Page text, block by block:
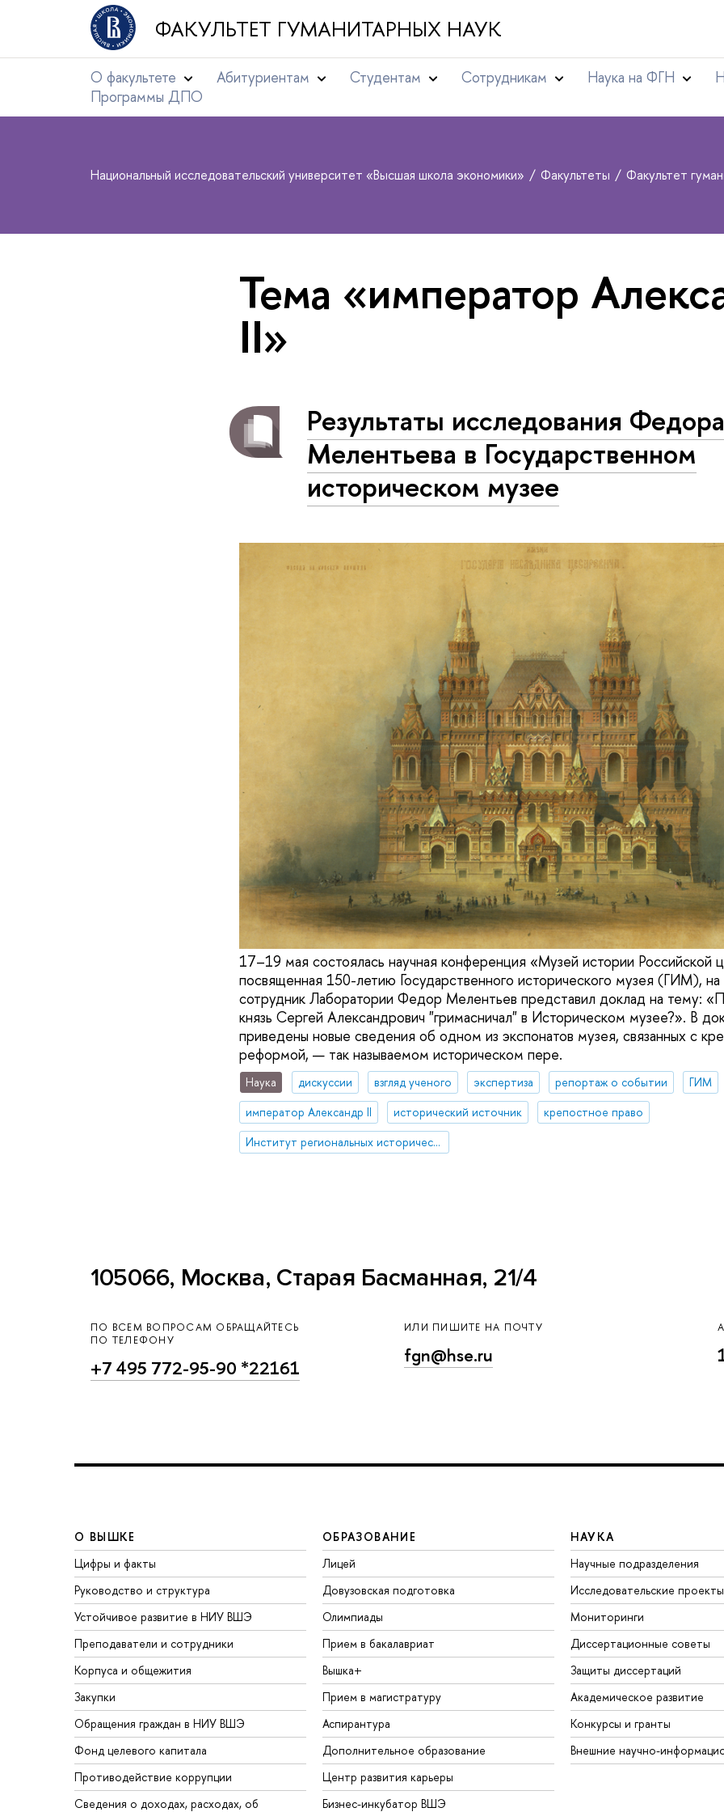
ФАКУЛЬТЕТ ГУМАНИТАРНЫХ НАУК
О факультете Абитуриентам Студентам Сотрудникам Наука на ФГН
Программы ДПО
Национальный исследовательский университет «Высшая школа экономики» Факультеты Факультет
Тема «император
II»
Результаты исследования
Мелентьева в Государственном
историческом музее
17–19 мая состоялась научная конференция «Музей истории Российской
посвященная 150-летию Государственного исторического музея (ГИМ), на
сотрудник Лаборатории Федор Мелентьев представил доклад на тему:
князь Сергей Александрович "гримасничал" в Историческом музее?». В
приведены новые сведения об одном из экспонатов музея, связанных с
реформой, — так называемом историческом пере.
Наука дискуссии взгляд ученого экспертиза репортаж о событии
ГИМ
император Александр II
исторический источник
крепостное право
Институт региональных исторических исследований
105066, Москва, Старая Басманная, 21/4
ПО ВСЕМ ВОПРОСАМ ОБРАЩАЙТЕСЬ
ПО ТЕЛЕФОНУ
+7 495 772-95-90 *22161
ИЛИ ПИШИТЕ НА ПОЧТУ
fgn@hse.ru
О ВЫШКЕ
Цифры и факты
Руководство и структура
Устойчивое развитие в НИУ ВШЭ
Преподаватели и сотрудники
Корпуса и общежития
Закупки
Обращения граждан в НИУ ВШЭ
Фонд целевого капитала
Противодействие коррупции
Сведения о доходах, расходах, об
ОБРАЗОВАНИЕ
Лицей
Довузовская подготовка
Олимпиады
Прием в бакалавриат
Вышка+
Прием в магистратуру
Аспирантура
Дополнительное образование
Центр развития карьеры
Бизнес-инкубатор ВШЭ
НАУКА
Научные подразделения
Исследовательские проекты
Мониторинги
Диссертационные советы
Защиты диссертаций
Академическое развитие
Конкурсы и гранты
Внешние научно-